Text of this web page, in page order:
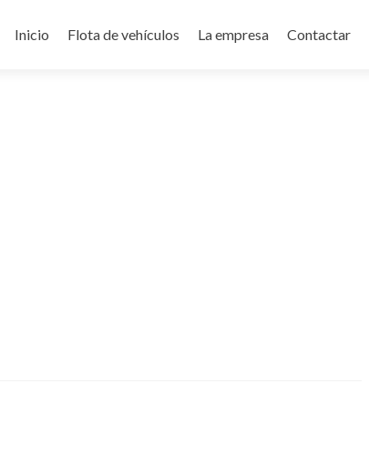
Inicio Flota de vehículos La empresa Contactar